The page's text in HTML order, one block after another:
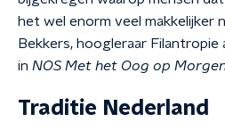
het wel enorm veel makkelijker
Bekkers, hoogleraar Filantropie
in NOS Met het Oog op
Traditie Nederland